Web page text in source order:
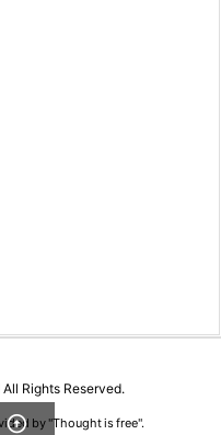
All Rights Reserved.
by "Thought is free".
